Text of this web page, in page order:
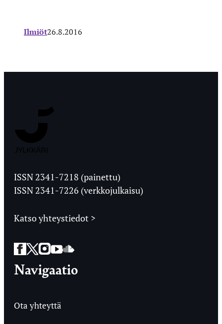
Ilmiöt26.8.2016
Ylioppilaslehti
ISSN 2341-7218 (painettu)
ISSN 2341-7226 (verkkojulkaisu)
Katso yhteystiedot >
Facebook
Twitter
Instagram
YouTube
SoundCloud
Navigaatio
Ota yhteyttä